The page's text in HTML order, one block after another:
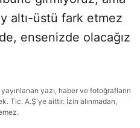
altı-üstü fark etmez
ensenizde olacağız
yazı, haber ve fotoğrafların
Tic. A.Ş'ye aittir. İzin alınmadan,